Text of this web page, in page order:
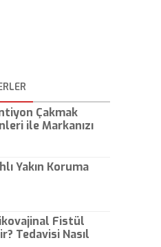
Çakmak
ile Markanızı
Yakın Koruma
Fistül
Tedavisi Nasıl